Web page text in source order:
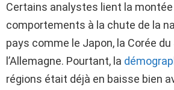
Certains analystes lient la
comportements à la chute de la
pays comme le Japon, la Corée du
l’Allemagne. Pourtant, la
régions était déjà en baisse bien